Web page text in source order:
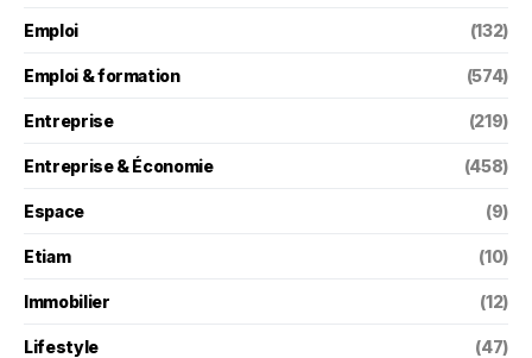
Emploi (132)
Emploi & formation (574)
Entreprise (219)
Entreprise & Économie (458)
Espace (9)
Etiam (10)
Immobilier (12)
Lifestyle (47)